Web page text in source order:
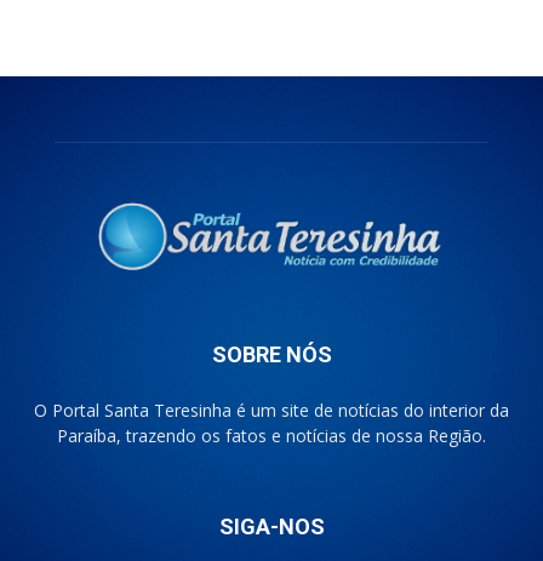
SOBRE NÓS
O Portal Santa Teresinha é um site de notícias do interior da
Paraíba, trazendo os fatos e notícias de nossa Região.
SIGA-NOS